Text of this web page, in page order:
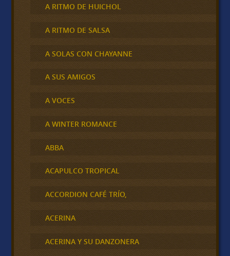
A RITMO DE HUICHOL
A RITMO DE SALSA
A SOLAS CON CHAYANNE
A SUS AMIGOS
A VOCES
A WINTER ROMANCE
ABBA
ACAPULCO TROPICAL
ACCORDION CAFÉ TRÍO,
ACERINA
ACERINA Y SU DANZONERA